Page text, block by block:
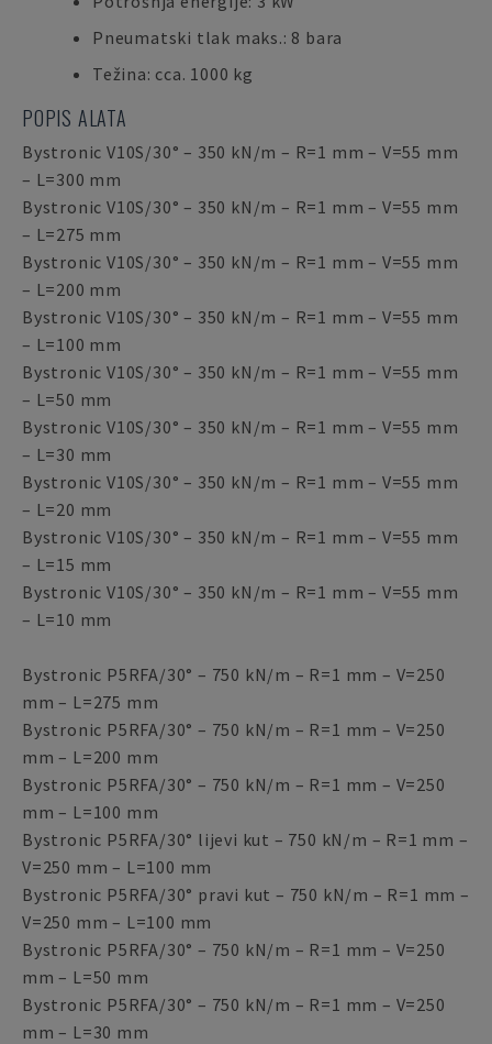
Pneumatski tlak maks.: 8 bara
Težina: cca. 1000 kg
POPIS ALATA
Bystronic V10S/30° – 350 kN/m – R=1 mm – V=55 mm
– L=300 mm
Bystronic V10S/30° – 350 kN/m – R=1 mm – V=55 mm
– L=275 mm
Bystronic V10S/30° – 350 kN/m – R=1 mm – V=55 mm
– L=200 mm
Bystronic V10S/30° – 350 kN/m – R=1 mm – V=55 mm
– L=100 mm
Bystronic V10S/30° – 350 kN/m – R=1 mm – V=55 mm
– L=50 mm
Bystronic V10S/30° – 350 kN/m – R=1 mm – V=55 mm
– L=30 mm
Bystronic V10S/30° – 350 kN/m – R=1 mm – V=55 mm
– L=20 mm
Bystronic V10S/30° – 350 kN/m – R=1 mm – V=55 mm
– L=15 mm
Bystronic V10S/30° – 350 kN/m – R=1 mm – V=55 mm
– L=10 mm
Bystronic P5RFA/30° – 750 kN/m – R=1 mm – V=250
mm – L=275 mm
Bystronic P5RFA/30° – 750 kN/m – R=1 mm – V=250
mm – L=200 mm
Bystronic P5RFA/30° – 750 kN/m – R=1 mm – V=250
mm – L=100 mm
Bystronic P5RFA/30° lijevi kut – 750 kN/m – R=1 mm –
V=250 mm – L=100 mm
Bystronic P5RFA/30° pravi kut – 750 kN/m – R=1 mm –
V=250 mm – L=100 mm
Bystronic P5RFA/30° – 750 kN/m – R=1 mm – V=250
mm – L=50 mm
Bystronic P5RFA/30° – 750 kN/m – R=1 mm – V=250
mm – L=30 mm